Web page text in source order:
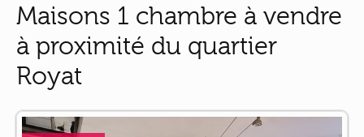
Maisons 1 chambre à vendre
à proximité du quartier
Royat